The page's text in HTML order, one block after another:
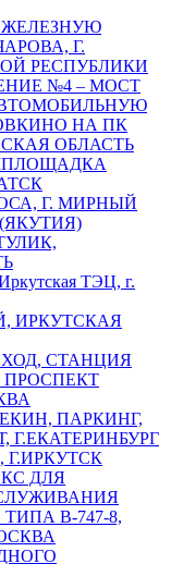
ЖЕЛЕЗНУЮ
Г.
РЕСПУБЛИКИ
№4 – МОСТ
НА ПК
ОБЛАСТЬ
Г. МИРНЫЙ
ТЭЦ, г.
ИРКУТСКАЯ
СТАНЦИЯ
ПАРКИНГ,
Г.ИРКУТСК
ДЛЯ
В-747-8,